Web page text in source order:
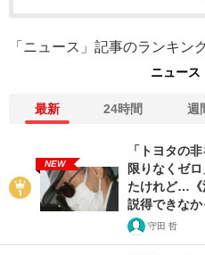
「ニュース」記事のランキン
ニュース
最新 24時間 週
NEW
「トヨタの
限りなくゼ
たけれど…《
説得できなか
守田 哲